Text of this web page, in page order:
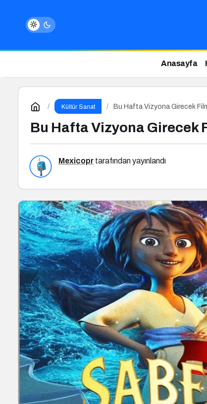
Anasayfa
Kültür Sanat Bu Hafta Vizyona Girecek
Bu Hafta Vizyona Girecek
Mexicopr tarafından yayınlandı